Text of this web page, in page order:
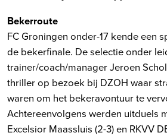
Bekerroute
FC Groningen onder-17 kende een
de bekerfinale. De selectie onder
trainer/coach/manager Jeroen
thriller op bezoek bij DZOH waar
waren om het bekeravontuur te
Achtereenvolgens werden uitduels
Excelsior Maassluis (2-3) en RKVV